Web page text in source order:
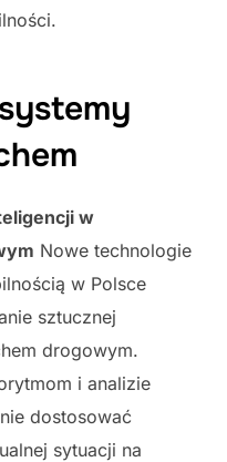
w
Nowe technologie
w Polsce
sztucznej
drogowym.
i analizie
dostosować
sytuacji na